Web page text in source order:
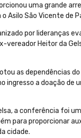
uma grande
Asilo São Vicente de
por lideranças
vereador Heitor da
as dependências
ingresso a doação de
a conferência foi
para proporcionar
cidade.